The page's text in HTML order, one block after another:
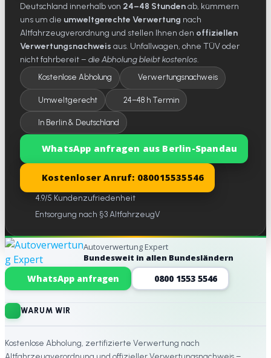
Deutschland innerhalb von 24–48 Stundenab, kümmern
uns um die umweltgerechte Verwertung nach
Altfahrzeugverordnung und stellen Ihnen den offiziellen
Verwertungsnachweis aus. Unfallwagen, ohne TÜV oder
nicht fahrbereit – die Abholung bleibt kostenlos.
Kostenlose Abholung Verwertungsnachweis
Umweltgerecht 24–48 h Termin
In Berlin & Deutschland
WhatsApp anfragen aus Berlin-Spandau
Kostenloser Anruf: 080015535546
4.9/5 Kundenzufriedenheit
Entsorgung nach §3 AltfahrzeugV
Website-Footer
Autoverwertung Expert
Bundesweit in allen Bundesländern
WhatsApp anfragen 0800 1553 5546
WARUM WIR
Kostenlose Abholung, zertifizierte Verwertung nach